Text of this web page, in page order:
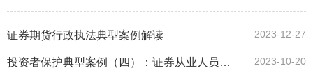
证券期货行政执法典型案例解读 2023-12-27
投资者保护典型案例（四）：证券从业人员违规开展投资咨询业务被处罚 2023-10-20